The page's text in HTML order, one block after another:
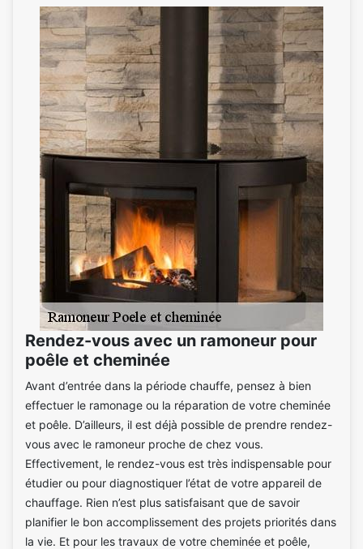
Rendez-vous avec un ramoneur pour
poêle et cheminée
Avant d’entrée dans la période chauffe, pensez à bien
effectuer le ramonage ou la réparation de votre cheminée
et poêle. D’ailleurs, il est déjà possible de prendre rendez-
vous avec le ramoneur proche de chez vous.
Effectivement, le rendez-vous est très indispensable pour
étudier ou pour diagnostiquer l’état de votre appareil de
chauffage. Rien n’est plus satisfaisant que de savoir
planifier le bon accomplissement des projets priorités dans
la vie. Et pour les travaux de votre cheminée et poêle,